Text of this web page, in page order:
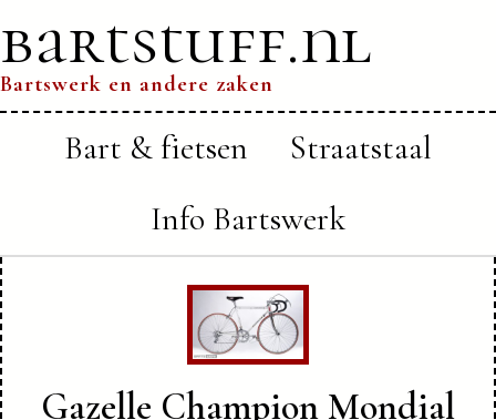
bartstuff.nl
Bartswerk en andere zaken
Bart & fietsen
Straatstaal
Info Bartswerk
Gazelle Champion Mondial